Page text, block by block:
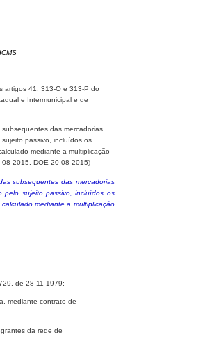
artigos 41, 313-O e 313-P do
e Intermunicipal e de
das mercadorias
passivo, incluídos os
mediante a multiplicação
08-2015, DOE 20-08-2015)
subsequentes das mercadorias
pelo sujeito passivo, incluídos os
mediante a multiplicação
de 28-11-1979;
mediante contrato de
da rede de